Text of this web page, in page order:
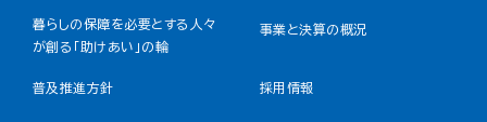
暮らしの保障を必要とする人々
が創る「助けあい」の輪
事業と決算の概況
普及推進方針 採用情報